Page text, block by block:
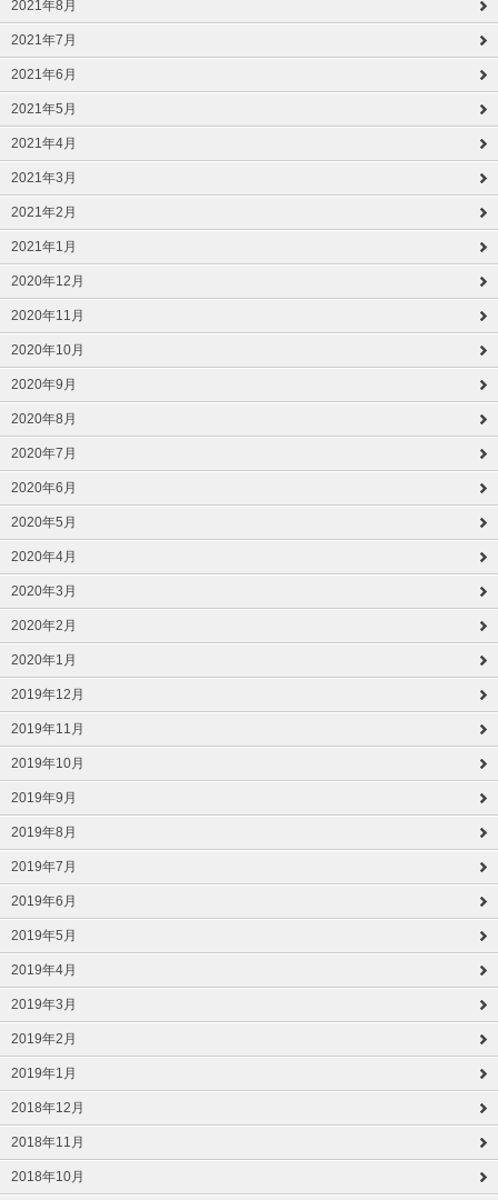
2021年8月
2021年7月
2021年6月
2021年5月
2021年4月
2021年3月
2021年2月
2021年1月
2020年12月
2020年11月
2020年10月
2020年9月
2020年8月
2020年7月
2020年6月
2020年5月
2020年4月
2020年3月
2020年2月
2020年1月
2019年12月
2019年11月
2019年10月
2019年9月
2019年8月
2019年7月
2019年6月
2019年5月
2019年4月
2019年3月
2019年2月
2019年1月
2018年12月
2018年11月
2018年10月